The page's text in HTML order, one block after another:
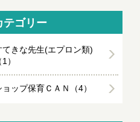
テゴリー
てきな先生(エプロン類)
1）
ョップ保育ＣＡＮ（4）